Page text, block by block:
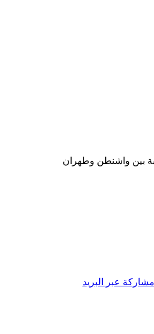
بين واشنطن وطهران
مشاركة عبر البريد